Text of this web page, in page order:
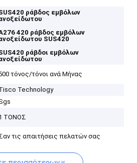
ράβδος εμβόλων
420 ράβδος εμβόλων
SUS420
ράβδοι εμβόλων
τόνος/τόνοι ανά Μήνας
Technology
ΤΟΝΟΣ
τις απαιτήσεις πελατών σας